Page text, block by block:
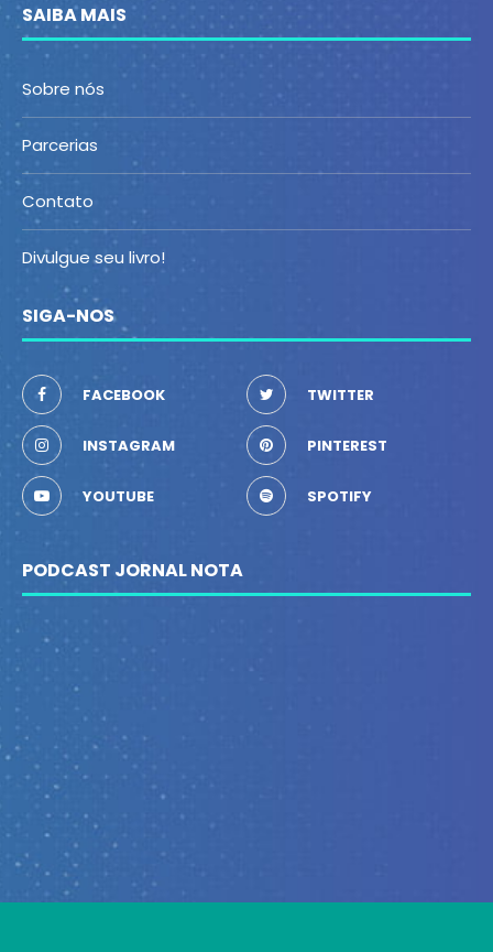
SAIBA MAIS
Sobre nós
Parcerias
Contato
Divulgue seu livro!
SIGA-NOS
FACEBOOK TWITTER
INSTAGRAM PINTEREST
YOUTUBE SPOTIFY
PODCAST JORNAL NOTA